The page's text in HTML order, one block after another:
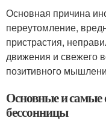
Основная причина
переутомление,
пристрастия,
движения и свежего
позитивного
Основные и самые
бессонницы